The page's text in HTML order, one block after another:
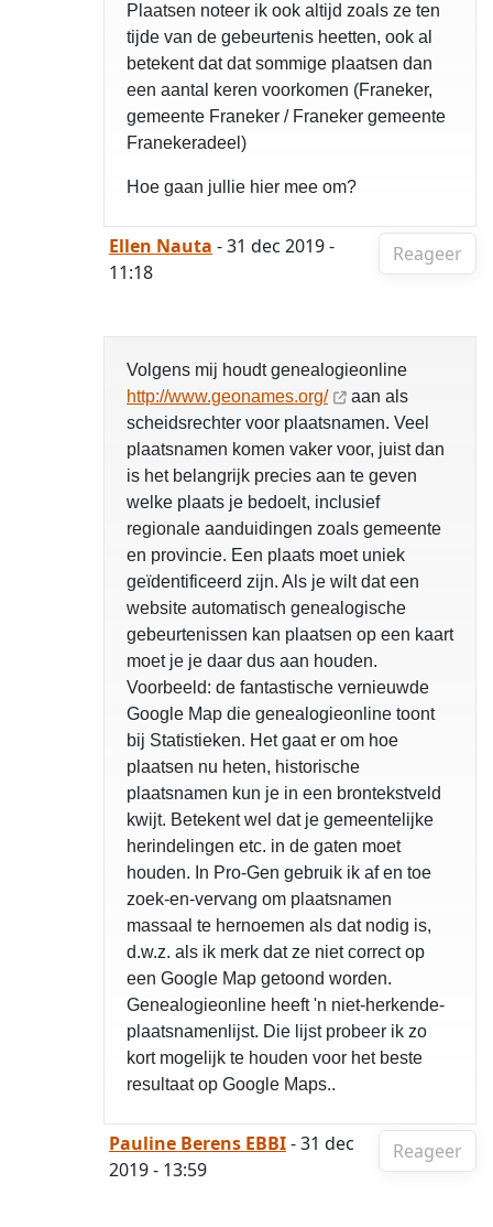
Plaatsen noteer ik ook altijd zoals ze ten
tijde van de gebeurtenis heetten, ook al
betekent dat dat sommige plaatsen dan
een aantal keren voorkomen (Franeker,
gemeente Franeker / Franeker gemeente
Franekeradeel)
Hoe gaan jullie hier mee om?
Reageer
Ellen Nauta - 31 dec 2019 -
11:18
Volgens mij houdt genealogieonline
http://www.geonames.org/
aan als
scheidsrechter voor plaatsnamen. Veel
plaatsnamen komen vaker voor, juist dan
is het belangrijk precies aan te geven
welke plaats je bedoelt, inclusief
regionale aanduidingen zoals gemeente
en provincie. Een plaats moet uniek
geïdentificeerd zijn. Als je wilt dat een
website automatisch genealogische
gebeurtenissen kan plaatsen op een kaart
moet je je daar dus aan houden.
Voorbeeld: de fantastische vernieuwde
Google Map die genealogieonline toont
bij Statistieken. Het gaat er om hoe
plaatsen nu heten, historische
plaatsnamen kun je in een brontekstveld
kwijt. Betekent wel dat je gemeentelijke
herindelingen etc. in de gaten moet
houden. In Pro-Gen gebruik ik af en toe
zoek-en-vervang om plaatsnamen
massaal te hernoemen als dat nodig is,
d.w.z. als ik merk dat ze niet correct op
een Google Map getoond worden.
Genealogieonline heeft 'n niet-herkende-
plaatsnamenlijst. Die lijst probeer ik zo
kort mogelijk te houden voor het beste
resultaat op Google Maps..
Reageer
Pauline Berens EBBI- 31 dec
2019 - 13:59